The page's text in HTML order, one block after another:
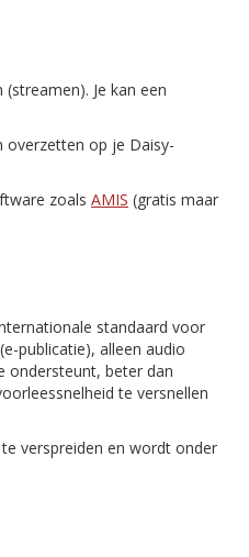
Je kan een
overzetten op je Daisy-
zoals AMIS (gratis maar
standaard voor
publicatie), alleen audio
ondersteunt, beter dan
te versnellen
verspreiden en wordt onder